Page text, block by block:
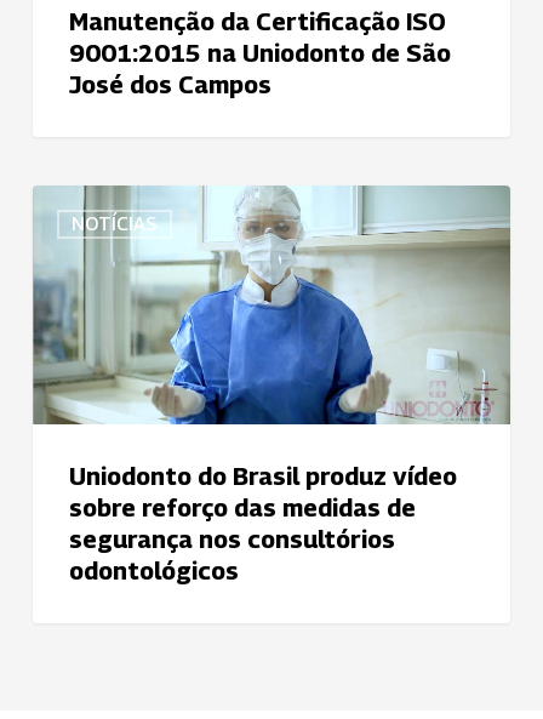
Manutenção da Certificação ISO
9001:2015 na Uniodonto de São
José dos Campos
NOTÍCIAS
Uniodonto
Brasil
produz
vídeo
sobre
reforço
das
segurança
consultórios
Uniodonto do Brasil produz vídeo
sobre reforço das medidas de
segurança nos consultórios
odontológicos